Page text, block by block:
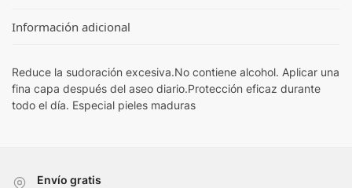
Información adicional
Reduce la sudoración excesiva.No contiene alcohol. Aplicar una
fina capa después del aseo diario.Protección eficaz durante
todo el día. Especial pieles maduras
Envío gratis